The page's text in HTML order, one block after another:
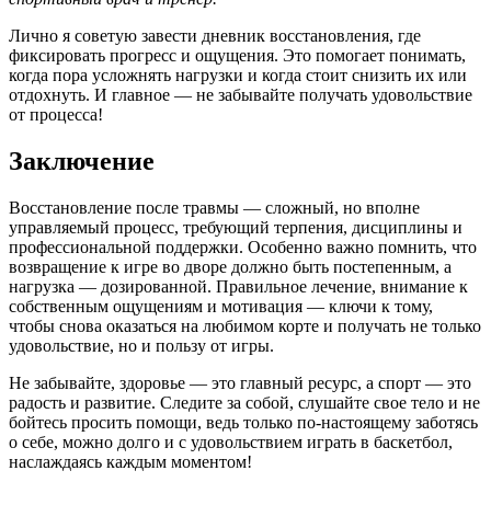
Лично я советую завести дневник восстановления, где
фиксировать прогресс и ощущения. Это помогает понимать,
когда пора усложнять нагрузки и когда стоит снизить их или
отдохнуть. И главное — не забывайте получать удовольствие
от процесса!
Заключение
Восстановление после травмы — сложный, но вполне
управляемый процесс, требующий терпения, дисциплины и
профессиональной поддержки. Особенно важно помнить, что
возвращение к игре во дворе должно быть постепенным, а
нагрузка — дозированной. Правильное лечение, внимание к
собственным ощущениям и мотивация — ключи к тому,
чтобы снова оказаться на любимом корте и получать не только
удовольствие, но и пользу от игры.
Не забывайте, здоровье — это главный ресурс, а спорт — это
радость и развитие. Следите за собой, слушайте свое тело и не
бойтесь просить помощи, ведь только по-настоящему заботясь
о себе, можно долго и с удовольствием играть в баскетбол,
наслаждаясь каждым моментом!